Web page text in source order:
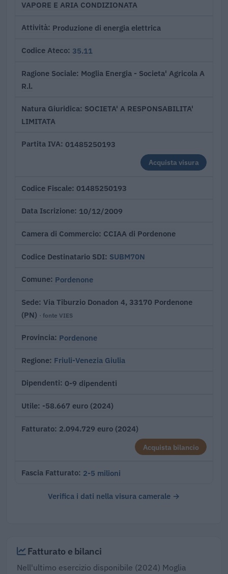
VAPORE E ARIA CONDIZIONATA
Attività Produzione di energia elettrica
Codice Ateco 35.11
Ragione Sociale Moglia Energia - Societa' Agricola A
R.l.
Natura Giuridica SOCIETA' A RESPONSABILITA'
LIMITATA
Partita IVA 01485250193
Acquista visura
Codice Fiscale 01485250193
Data Iscrizione 10/12/2009
Camera di Commercio CCIAA di Pordenone
Codice Destinatario SDI SUBM70N
Comune Pordenone
Sede Via Tiburzio Donadon 4, 33170 Pordenone
(PN) · fonte VIES
Provincia Pordenone
Regione Friuli-Venezia Giulia
Dipendenti 0-9 dipendenti
Utile -58.667 euro (2024)
Fatturato 2.094.729 euro (2024)
Acquista bilancio
Fascia Fatturato 2-5 milioni
Verifica i dati nella visura camerale →
Fatturato e bilanci
Nell'ultimo esercizio disponibile (2024) Moglia